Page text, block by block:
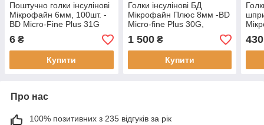
Поштучно голки інсулінові
Мікрофайн 6мм, 100шт. -
BD Micro-Fine Plus 31G
6 ₴
Купити
Голки інсулінові БД
Мікрофайн Плюс 8мм -BD
Micro-fine Plus 30G,
100шт.- 2 упаковки
1 500₴
Купити
430
Про нас
100% позитивних з 235 відгуків за рік